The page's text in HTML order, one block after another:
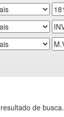
de busca.